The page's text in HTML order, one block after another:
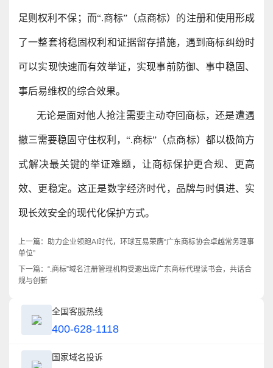
足则权利不保；而“.商标”（点商标）的注册和使用形成
了一整套将稳固权利和证据留存措施，遇到商标纠纷时
可以实现快速而有效举证，实现事前防御、事中稳固、
事后易维权的综合效果。
无论是面对他人抢注需要主动夺回商标，还是遭遇
撤三需要稳固守住权利，“.商标”（点商标）都以极简方
式解决最关键的举证难题，让商标保护更合规、更高
效、更稳定。这正是数字经济时代，品牌与时俱进、实
现长效安全的现代化保护方式。
上一篇： 助力企业领跑AI时代，环球互易荣膺“广东商标协会卓越常务理事
单位”
下一篇： “.商标”域名注册管理机构受邀出席广东商标代理读书会，共话合
规与创新
全国客服热线
400-628-1118
国家域名投诉